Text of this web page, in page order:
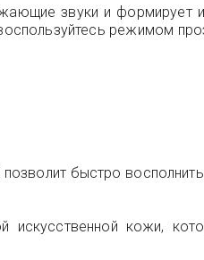
звуки и формирует
режимом
быстро
кожи,